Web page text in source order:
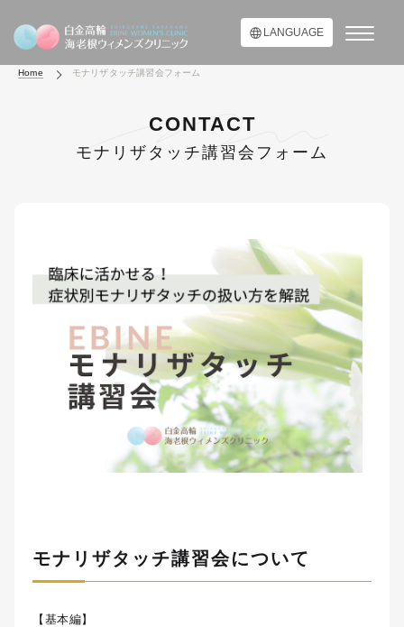
LANGUAGE
Home モナリザタッチ講習会フォーム
CONTACT
モナリザタッチ講習会フォーム
モナリザタッチ講習会について
【基本編】